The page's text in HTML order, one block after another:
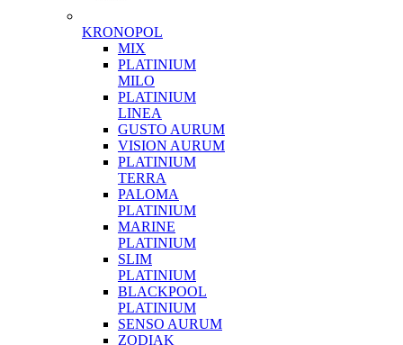
KRONOPOL
MIX
PLATINIUM
MILO
PLATINIUM
LINEA
GUSTO AURUM
VISION AURUM
PLATINIUM
TERRA
PALOMA
PLATINIUM
MARINE
PLATINIUM
SLIM
PLATINIUM
BLACKPOOL
PLATINIUM
SENSO AURUM
ZODIAK